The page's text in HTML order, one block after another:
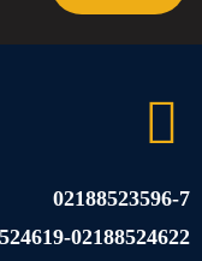
02188523596-7
02188524622